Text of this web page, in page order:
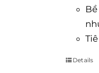
Details